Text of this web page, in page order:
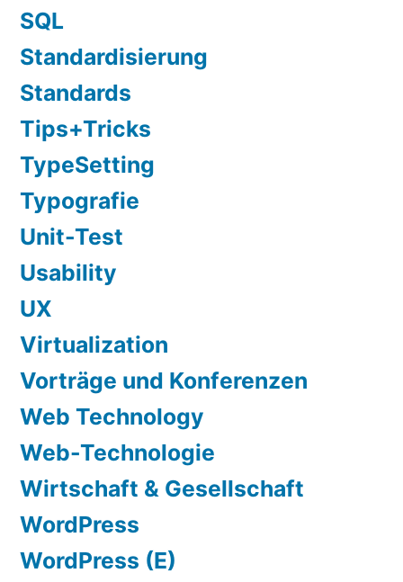
SQL
Standardisierung
Standards
Tips+Tricks
TypeSetting
Typografie
Unit-Test
Usability
UX
Virtualization
Vorträge und Konferenzen
Web Technology
Web-Technologie
Wirtschaft & Gesellschaft
WordPress
WordPress (E)